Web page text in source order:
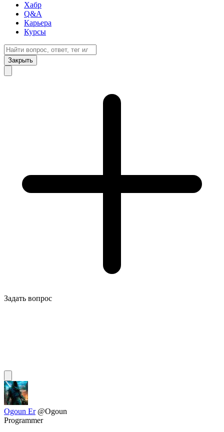
Хабр
Q&A
Карьера
Курсы
Закрыть
Задать вопрос
Ogoun Er @Ogoun
Programmer